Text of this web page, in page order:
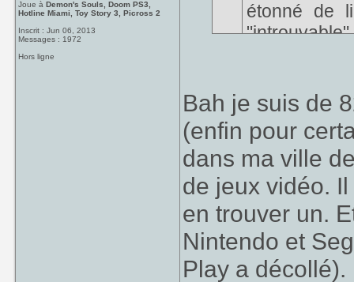
Joue àDemon's Souls, Doom PS3,
Hotline Miami, Toy Story 3, Picross 2
Inscrit : Jun 06, 2013
Messages : 1972
Hors ligne
étonné de
même chez
n'avais
Sodipeng
Je réagis un
représentative
internet à
(pour faire mon
jeux import.
Bah je suis de
(enfin pour
dans ma ville
de jeux vidéo.
en trouver un.
Nintendo et
Play a